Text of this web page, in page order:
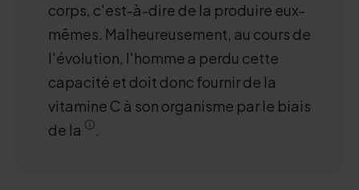
corps, c'est-à-dire de la produire eux-
mêmes. Malheureusement, au cours de
l'évolution, l'homme a perdu cette
capacité et doit donc fournir de la
vitamine C à son organisme par le biais
de la
.